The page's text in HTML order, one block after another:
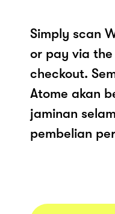
Simply scan
or pay via the
checkout.
Atome akan
jaminan
pembelian